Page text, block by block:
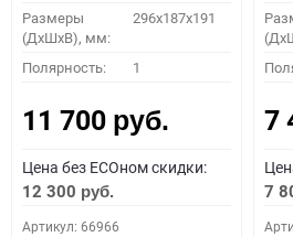
Размеры
(ДхШхВ), мм:
296х187х191
Полярность: 1
11 700 руб.
Цена без ECOном скидки:
12 300 руб.
Артикул: 66966
7
7